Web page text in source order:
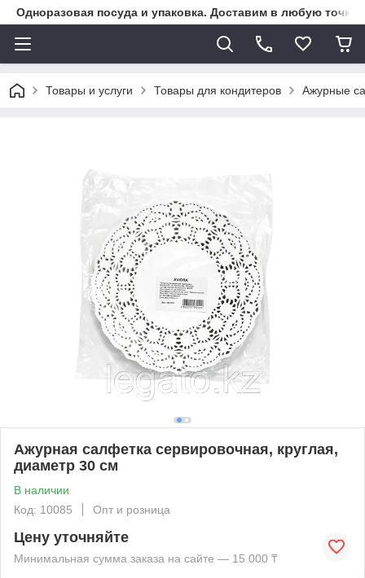
Одноразовая посуда и упаковка. Доставим в любую точку
Товары и услуги Товары для кондитеров Ажурные
Ажурная салфетка сервировочная, круглая,
диаметр 30 см
В наличии
Код: 10085
Опт и розница
Цену уточняйте
Минимальная сумма заказа на сайте — 15 000 ₸